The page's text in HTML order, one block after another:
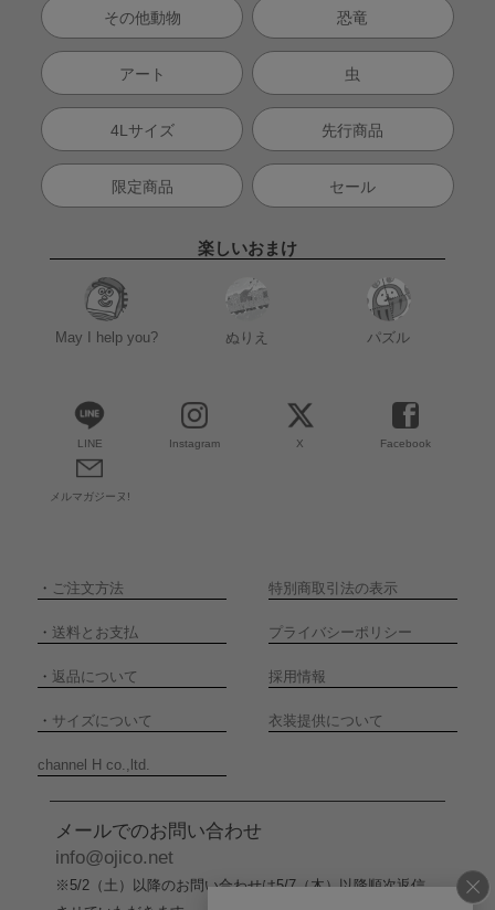
その他動物 恐竜
アート 虫
4Lサイズ 先行商品
限定商品 セール
楽しいおまけ
May I help you? ぬりえ パズル
LINE Instagram X Facebook
メルマガジーヌ!
・ ご注文方法 特別商取引法の表示
・ 送料とお支払 プライバシーポリシー
・ 返品について 採用情報
・ サイズについて 衣装提供について
channel H co.,ltd.
メールでのお問い合わせ
info@ojico.net
※5/2（土）以降のお問い合わせは5/7（木）以降順次返信